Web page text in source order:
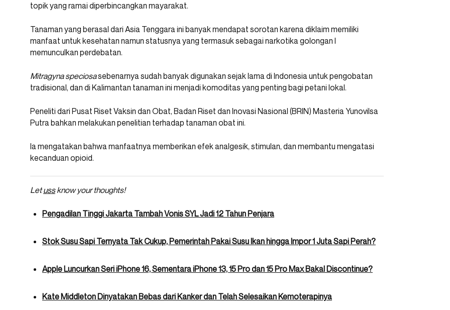
topik yang ramai diperbincangkan mayarakat.
Tanaman yang berasal dari Asia Tenggara ini banyak mendapat sorotan karena diklaim memiliki
manfaat untuk kesehatan namun statusnya yang termasuk sebagai narkotika golongan I
memunculkan perdebatan.
Mitragyna speciosasebenarnya sudah banyak digunakan sejak lama di Indonesia untuk pengobatan
tradisional, dan di Kalimantan tanaman ini menjadi komoditas yang penting bagi petani lokal.
Peneliti dari Pusat Riset Vaksin dan Obat, Badan Riset dan Inovasi Nasional (BRIN) Masteria Yunovilsa
Putra bahkan melakukan penelitian terhadap tanaman obat ini.
Ia mengatakan bahwa manfaatnya memberikan efek analgesik, stimulan, dan membantu mengatasi
kecanduan opioid.
Letussknow your thoughts!
Pengadilan Tinggi Jakarta Tambah Vonis SYL Jadi 12 Tahun Penjara
Stok Susu Sapi Ternyata Tak Cukup, Pemerintah Pakai Susu Ikan hingga Impor 1 Juta Sapi Perah?
Apple Luncurkan Seri iPhone 16, Sementara iPhone 13, 15 Pro dan 15 Pro Max Bakal Discontinue?
Kate Middleton Dinyatakan Bebas dari Kanker dan Telah Selesaikan Kemoterapinya